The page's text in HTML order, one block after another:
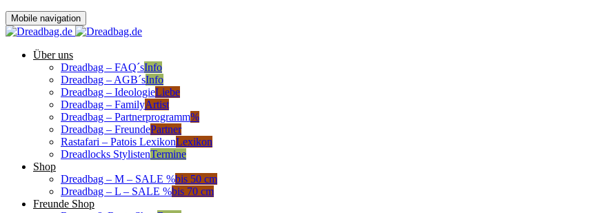
Mobile navigation
Über uns
Dreadbag – FAQ´sInfo
Dreadbag – AGB´sInfo
Dreadbag – IdeologieLiebe
Dreadbag – FamilyArtist
Dreadbag – Partnerprogramm%
Dreadbag – FreundePartner
Rastafari – Patois LexikonLexikon
Dreadlocks StylistenTermine
Shop
Dreadbag – M – SALE %bis 50 cm
Dreadbag – L – SALE %bis 70 cm
Freunde Shop